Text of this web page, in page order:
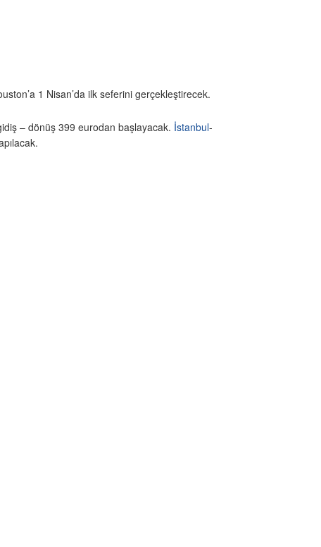
1 Nisan’da ilk seferini gerçekleştirecek.
– dönüş 399 eurodan başlayacak. İstanbul-